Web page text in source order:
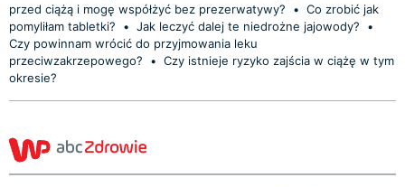
przed ciążą i mogę współżyć bez prezerwatywy?
• Co zrobić jak
pomyliłam tabletki?
• Jak leczyć dalej te niedrożne jajowody?
•
Czy powinnam wrócić do przyjmowania leku
przeciwzakrzepowego?
• Czy istnieje ryzyko zajścia w ciążę w tym
okresie?